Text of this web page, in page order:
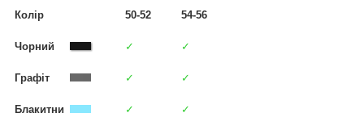
Колір 50-52 54-56
Чорний ✓ ✓
Графіт ✓ ✓
Блакитни
✓ ✓